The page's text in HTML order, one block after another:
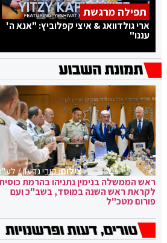
תפילה מרגשת
ארי גולדוואג & איצי קפלוביץ: "אנא ה'
עננו"
צילום:קובי גדעון /
ראש הממשלה בנימין נתניהו בהרמת
לקראת ראש השנה במוסד, בשב"כ ועם
פורום מטכ"ל